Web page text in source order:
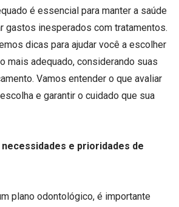
é essencial para manter a saúde
gastos inesperados com tratamentos.
dicas para ajudar você a escolher
mais adequado, considerando suas
Vamos entender o que avaliar
e garantir o cuidado que sua
necessidades e prioridades de
plano odontológico, é importante